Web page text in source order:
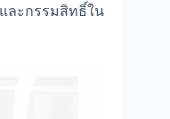
ละกรรมสิทธิ์ใน